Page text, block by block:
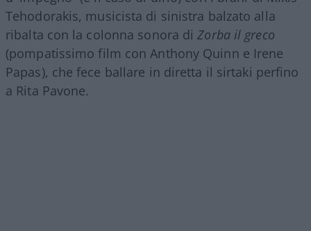
Tehodorakis, musicista di sinistra balzato alla
ribalta con la colonna sonora diZorba il greco
(pompatissimo film con Anthony Quinn e Irene
Papas), che fece ballare in diretta il sirtaki perfino
a Rita Pavone.